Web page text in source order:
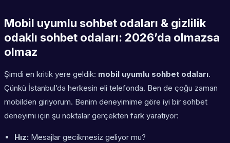
Mobil uyumlu sohbet odaları & gizlilik
odaklı sohbet odaları: 2026’da olmazsa
olmaz
Şimdi en kritik yere geldik: mobil uyumlu sohbet odaları.
Çünkü İstanbul’da herkesin eli telefonda. Ben de çoğu zaman
mobilden giriyorum. Benim deneyimime göre iyi bir sohbet
deneyimi için şu noktalar gerçekten fark yaratıyor:
Hız: Mesajlar gecikmesiz geliyor mu?